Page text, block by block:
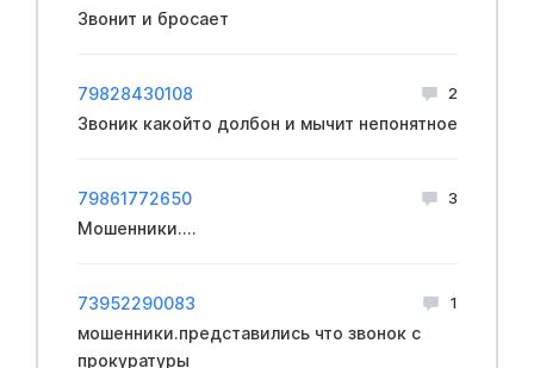
Звонит и бросает
79828430108 2
Звоник какойто долбон и мычит непонятное
79861772650 3
Мошенники....
73952290083 1
мошенники.представились что звонок с
прокуратуры